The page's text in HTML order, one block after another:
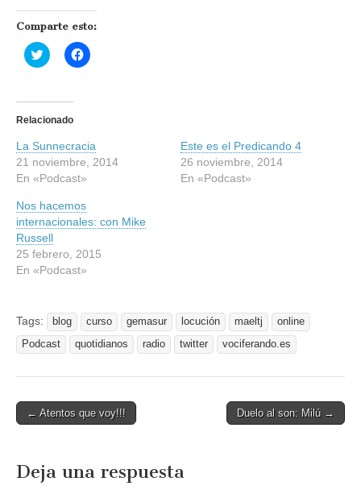
Comparte esto:
H
a
i
c
p
r
a
c
o
a
r
t
i
r
e
n
t
e
r
(
e
r
e
e
a
v
H
a
r
a
c
o
a
r
t
r
e
n
e
b
o
o
k
S
b
r
e
n
a
Relacionado
La Sunnecracia
21 noviembre, 2014
En «Podcast»
Este es el Predicando 4
26 noviembre, 2014
En «Podcast»
Nos hacemos
internacionales: con Mike
Russell
25 febrero, 2015
En «Podcast»
Tags: blog curso gemasur locución maeltj
online
Podcast
quotidianos radio twitter vociferando.es
Post
← Atentos que voy!!! Duelo al son: Milú →
Deja una respuesta